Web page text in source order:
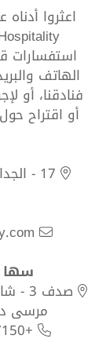
اعثروا
استفسارات
الهاتف
فنادقنا، أو
أو اقتراح
17 -
سها
صدف
مرسى
+97150 271 9533 | +971 800 7842